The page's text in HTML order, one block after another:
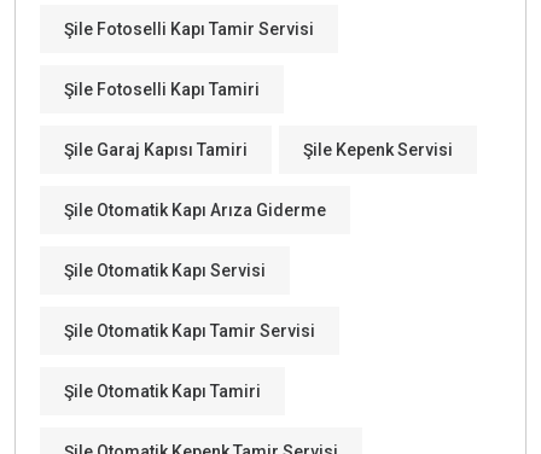
Şile Fotoselli Kapı Tamir Servisi
Şile Fotoselli Kapı Tamiri
Şile Garaj Kapısı Tamiri Şile Kepenk Servisi
Şile Otomatik Kapı Arıza Giderme
Şile Otomatik Kapı Servisi
Şile Otomatik Kapı Tamir Servisi
Şile Otomatik Kapı Tamiri